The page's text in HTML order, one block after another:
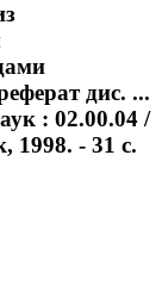
дис. ...
: 02.00.04 /
1998. - 31 с.